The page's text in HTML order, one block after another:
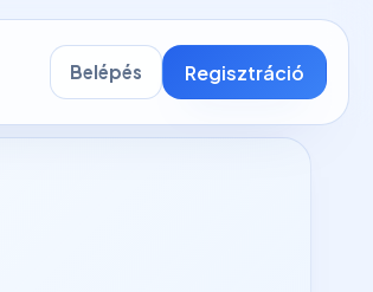
Belépés Regisztráció